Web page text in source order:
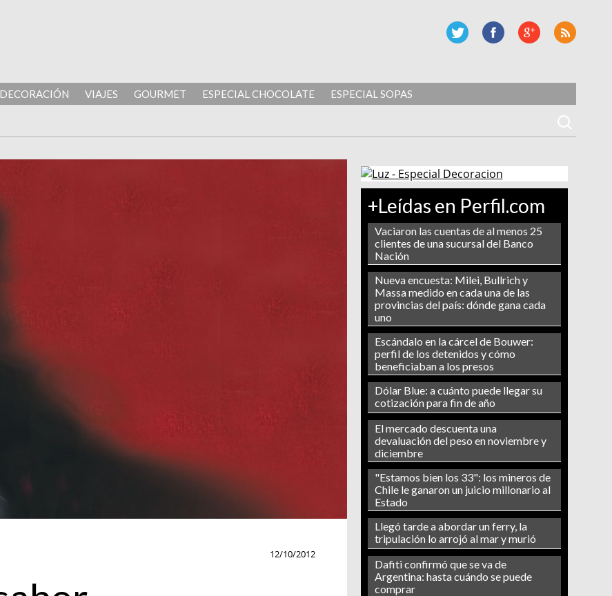
DECORACIÓN VIAJES GOURMET ESPECIAL CHOCOLATE ESPECIAL SOPAS
+Leídas en Perfil.com
Vaciaron las cuentas de al menos 25
clientes de una sucursal del Banco
Nación
Nueva encuesta: Milei, Bullrich y
Massa medido en cada una de las
provincias del país: dónde gana cada
uno
Escándalo en la cárcel de Bouwer:
perfil de los detenidos y cómo
beneficiaban a los presos
Dólar Blue: a cuánto puede llegar su
cotización para fin de año
El mercado descuenta una
devaluación del peso en noviembre y
diciembre
"Estamos bien los 33": los mineros de
Chile le ganaron un juicio millonario al
Estado
Llegó tarde a abordar un ferry, la
tripulación lo arrojó al mar y murió
Dafiti confirmó que se va de
Argentina: hasta cuándo se puede
comprar
12/10/2012